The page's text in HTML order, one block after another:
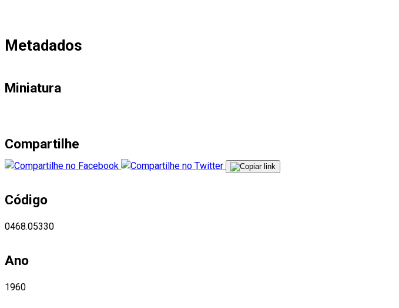
Metadados
Miniatura
Compartilhe
Código
0468.05330
Ano
1960